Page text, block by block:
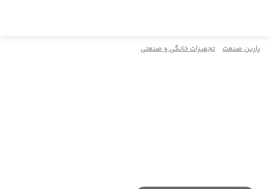
پارین صنعت تجهیزات خانگی و صنعتی